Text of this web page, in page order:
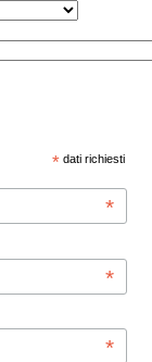
* dati richiesti
*
*
*